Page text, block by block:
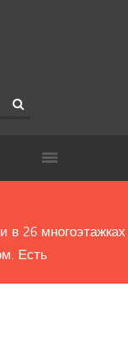
у экс-главы
в 26 многоэтажках
Есть